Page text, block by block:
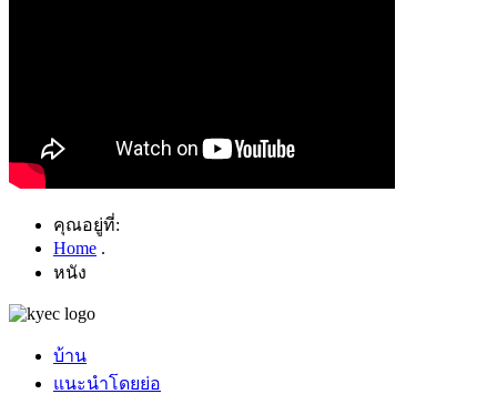
คุณอยู่ที่:
Home .
หนัง
บ้าน
แนะนำโดยย่อ